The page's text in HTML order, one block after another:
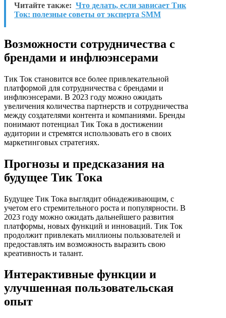
Читайте также: Что делать, если зависает Тик
Ток: полезные советы от эксперта SMM
Возможности сотрудничества с
брендами и инфлюэнсерами
Тик Ток становится все более привлекательной
платформой для сотрудничества с брендами и
инфлюэнсерами. В 2023 году можно ожидать
увеличения количества партнерств и сотрудничества
между создателями контента и компаниями. Бренды
понимают потенциал Тик Тока в достижении
аудитории и стремятся использовать его в своих
маркетинговых стратегиях.
Прогнозы и предсказания на
будущее Тик Тока
Будущее Тик Тока выглядит обнадеживающим, с
учетом его стремительного роста и популярности. В
2023 году можно ожидать дальнейшего развития
платформы, новых функций и инноваций. Тик Ток
продолжит привлекать миллионы пользователей и
предоставлять им возможность выразить свою
креативность и талант.
Интерактивные функции и
улучшенная пользовательская
опыт